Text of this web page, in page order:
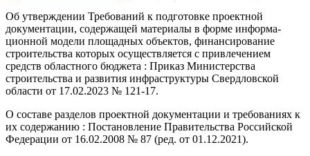
Об утверждении Требований к подготовке проектной
документации, содержащей материалы в форме информа­
ционной модели площадных объектов, финансирование
строительства которых осуществляется с привлечением
средств областного бюджета : Приказ Министерства
строительства и развития инфраструктуры Свердловской
области от 17.02.2023 № 121-17.
О составе разделов проектной документации и требованиях к
их содержанию : Постановление Правительства Российской
Федерации от 16.02.2008 № 87 (ред. от 01.12.2021).